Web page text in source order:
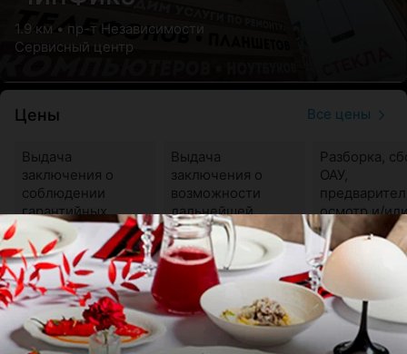
1.9 км • пр-т Независимости
Сервисный центр
Цены Все цены
Выдача
заключения о
соблюдении
гарантийных
условий
эксплуатации ОАУ
Цена по запросу
Выдача
заключения о
возможности
дальнейшей
эксплуатации ОАУ
Цена по запросу
Разборка,
ОАУ,
осмотр и/
замена
корпуса ОАУ,
содержащих
блоки
Цена по